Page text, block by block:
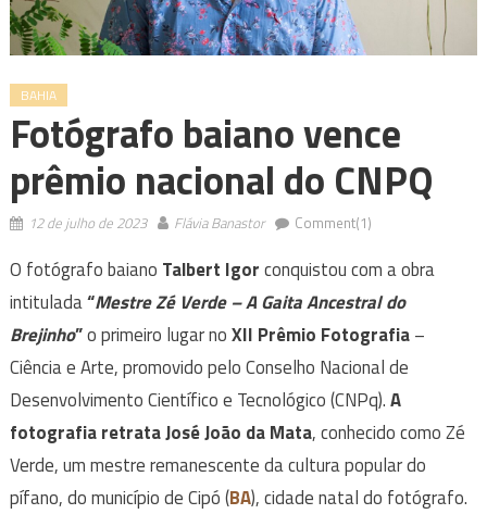
BAHIA
Fotógrafo baiano vence
prêmio nacional do CNPQ
12 de julho de 2023 Flávia Banastor Comment(1)
O fotógrafo baiano Talbert Igorconquistou com a obra
intitulada“Mestre Zé Verde – A Gaita Ancestral do
Brejinho”o primeiro lugar noXII Prêmio Fotografia–
Ciência e Arte, promovido pelo Conselho Nacional de
Desenvolvimento Científico e Tecnológico (CNPq).A
fotografia retrata José João da Mata, conhecido como Zé
Verde, um mestre remanescente da cultura popular do
pífano, do município de Cipó (BA), cidade natal do fotógrafo.